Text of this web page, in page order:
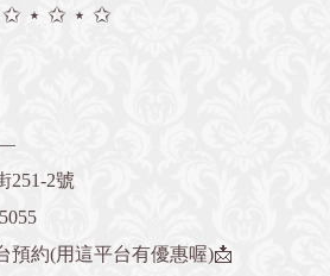
⋆ ✩ ⋆ ✩
—
251-2號
預約(用這平台有優惠喔)📩